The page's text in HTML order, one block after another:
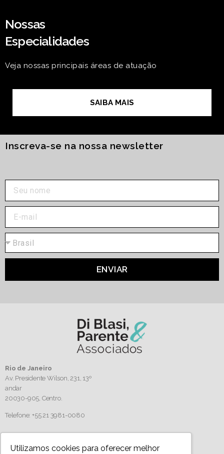
Utilizamos cookies para oferecer melhor
Nossas
Especialidades
Veja nossas principais áreas de atuação
SAIBA MAIS
Inscreva-se na nossa newsletter
ENVIAR
Rio de Janeiro
Av. Presidente Wilson, 231, 13º
andar
20030-905, Centro.
Telefone: +55 21 3981-0080
Siga-nos